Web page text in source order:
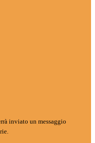
inviato un messaggio